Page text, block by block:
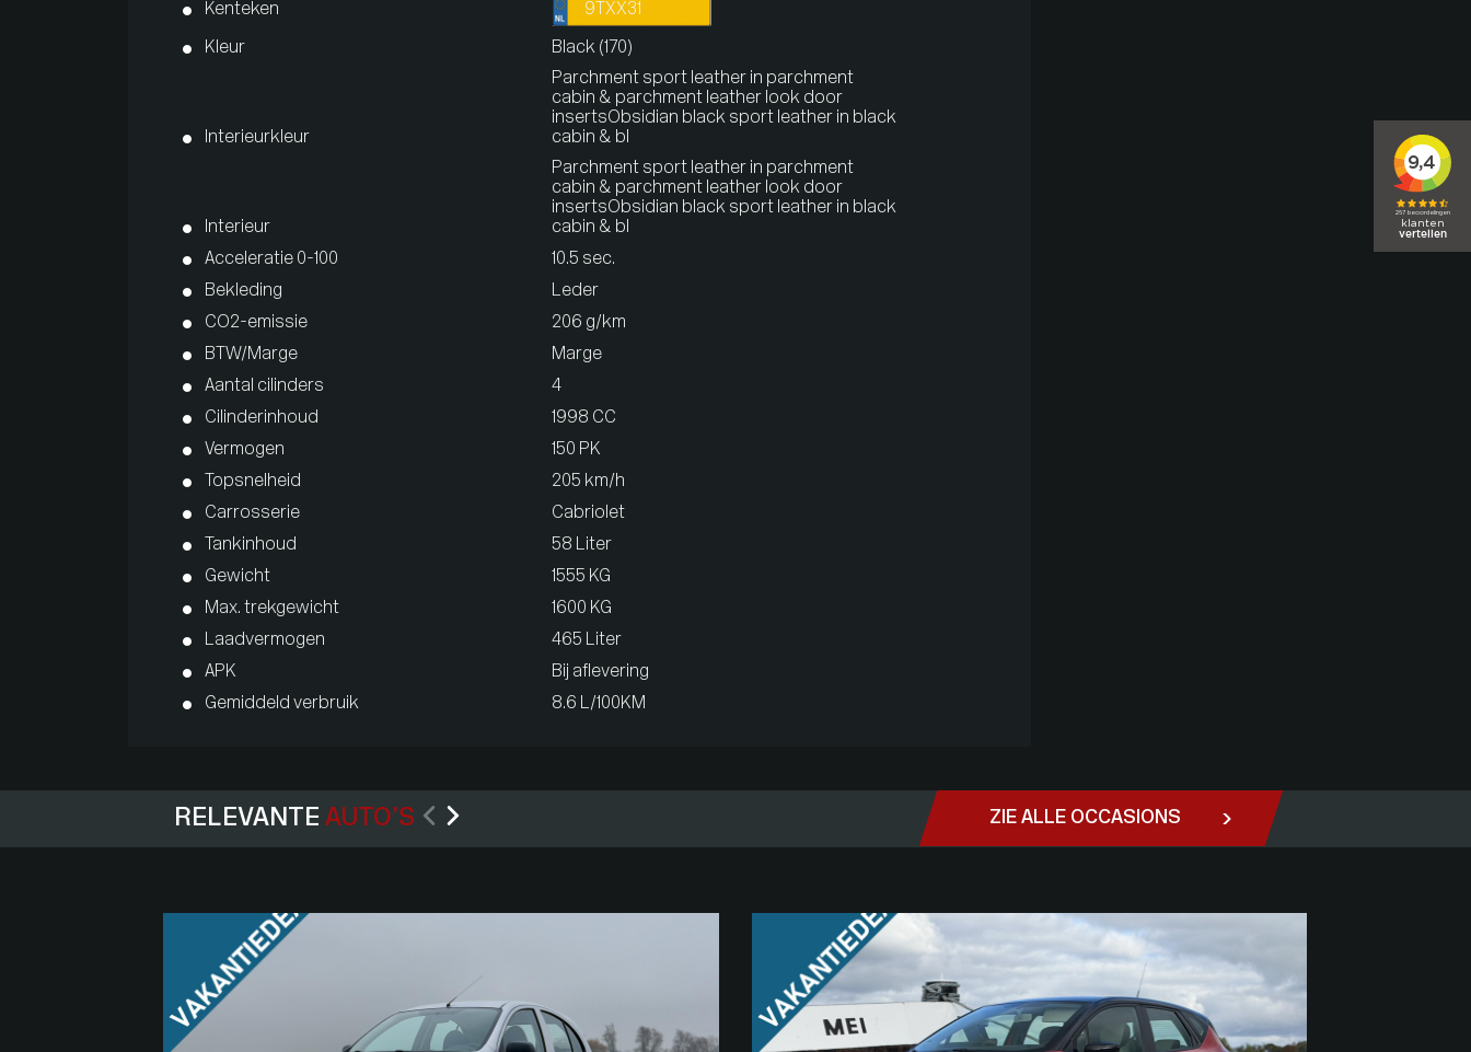
Kenteken 9TXX31
Kleur Black (170)
Interieurkleur
Parchment sport leather in parchment
cabin & parchment leather look door
insertsObsidian black sport leather in black
cabin & bl
Interieur
Parchment sport leather in parchment
cabin & parchment leather look door
insertsObsidian black sport leather in black
cabin & bl
Acceleratie 0-100
10.5 sec.
Bekleding
Leder
CO2-emissie
206 g/km
BTW/Marge
Marge
Aantal cilinders
4
Cilinderinhoud
1998 CC
Vermogen
150 PK
Topsnelheid
205 km/h
Carrosserie
Cabriolet
Tankinhoud
58 Liter
Gewicht
1555 KG
Max. trekgewicht
1600 KG
Laadvermogen
465 Liter
APK
Bij aflevering
Gemiddeld verbruik
8.6 L/100KM
RELEVANTEAUTO’S ZIE ALLE OCCASIONS